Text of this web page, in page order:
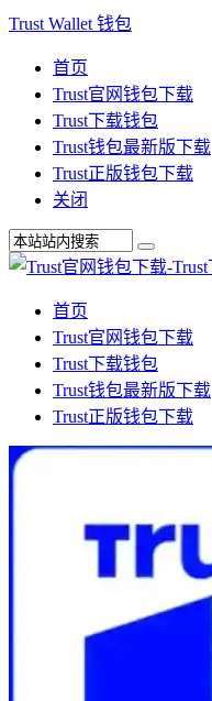
Trust Wallet 钱包
首页
Trust官网钱包下载
Trust下载钱包
Trust钱包最新版下载
Trust正版钱包下载
关闭
首页
Trust官网钱包下载
Trust下载钱包
Trust钱包最新版下载
Trust正版钱包下载